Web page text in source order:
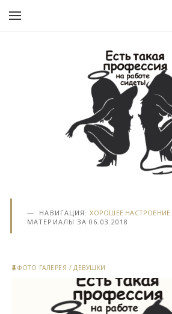
НАВИГАЦИЯ:ХОРОШЕЕ НАСТРОЕНИЕ.
МАТЕРИАЛЫ ЗА 06.03.2018
ФОТО ГАЛЕРЕЯ /ДЕВУШКИ